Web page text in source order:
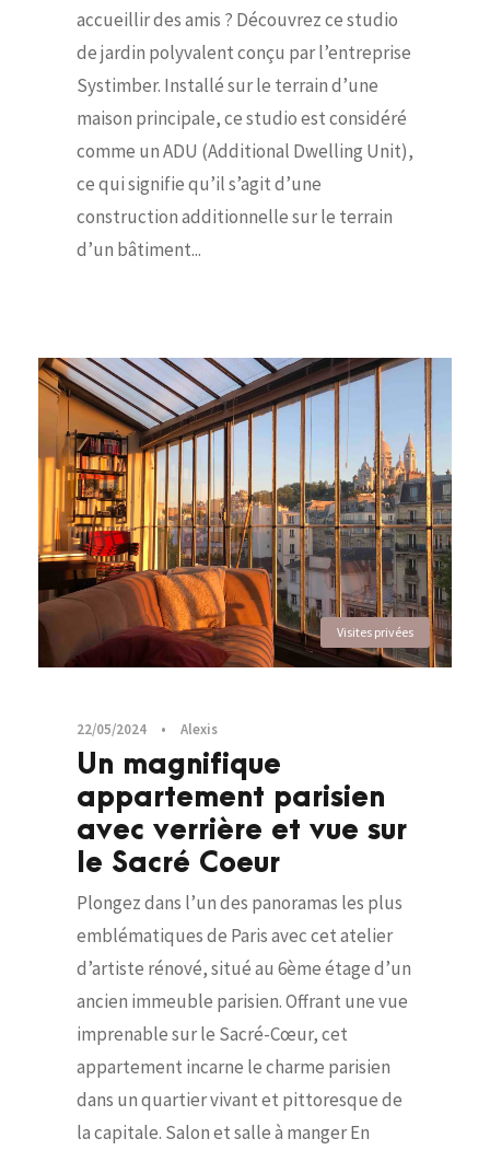
accueillir des amis ? Découvrez ce studio
de jardin polyvalent conçu par l’entreprise
Systimber. Installé sur le terrain d’une
maison principale, ce studio est considéré
comme un ADU (Additional Dwelling Unit),
ce qui signifie qu’il s’agit d’une
construction additionnelle sur le terrain
d’un bâtiment...
Visites privées
22/05/2024 • Alexis
Un magnifique
appartement parisien
avec verrière et vue sur
le Sacré Coeur
Plongez dans l’un des panoramas les plus
emblématiques de Paris avec cet atelier
d’artiste rénové, situé au 6ème étage d’un
ancien immeuble parisien. Offrant une vue
imprenable sur le Sacré-Cœur, cet
appartement incarne le charme parisien
dans un quartier vivant et pittoresque de
la capitale. Salon et salle à manger En